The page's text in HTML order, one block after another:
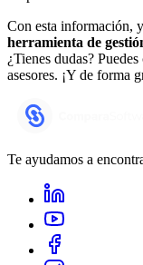
Con esta información,
herramienta de
¿Tienes dudas?
asesores. ¡Y de forma
Te ayudamos a